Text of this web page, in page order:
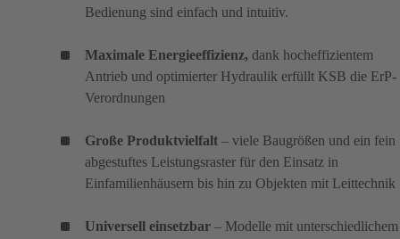
Bedienung sind einfach und intuitiv.
Maximale Energieeffizienz, dank hocheffizientem
Antrieb und optimierter Hydraulik erfüllt KSB die ErP-
Verordnungen
Große Produktvielfalt – viele Baugrößen und ein fein
abgestuftes Leistungsraster für den Einsatz in
Einfamilienhäusern bis hin zu Objekten mit Leittechnik
Universell einsetzbar – Modelle mit unterschiedlichem